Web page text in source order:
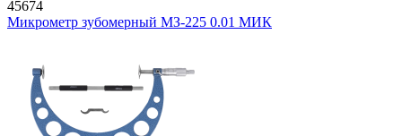
45674
Микрометр зубомерный МЗ-225 0.01 МИК